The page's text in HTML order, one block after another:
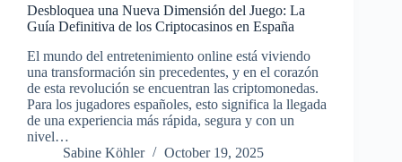
Desbloquea una Nueva Dimensión del Juego: La
Guía Definitiva de los Criptocasinos en España
El mundo del entretenimiento online está viviendo
una transformación sin precedentes, y en el corazón
de esta revolución se encuentran las criptomonedas.
Para los jugadores españoles, esto significa la llegada
de una experiencia más rápida, segura y con un
nivel…
Sabine Köhler
October 19, 2025